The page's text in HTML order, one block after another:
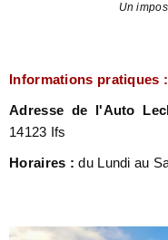
Un
Informations pratiques :
Adresse de l'Auto
14123 Ifs
Horaires : du Lundi au